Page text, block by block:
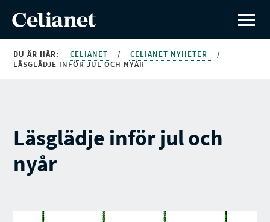
DU ÄR HÄR: CELIANET / CELIANET NYHETER
/
LÄSGLÄDJE INFÖR JUL OCH NYÅR
Läsglädje inför jul och
nyår